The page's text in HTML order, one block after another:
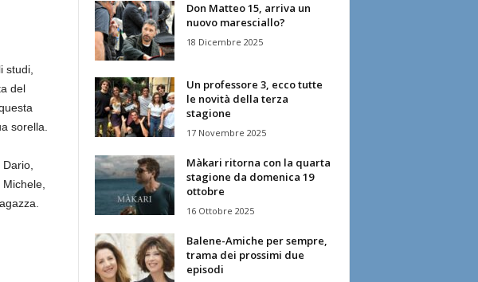
studi,
del
sorella.
Don Matteo 15, arriva un
nuovo maresciallo?
18 Dicembre 2025
Un professore 3, ecco tutte
le novità della terza
stagione
17 Novembre 2025
Màkari ritorna con la quarta
stagione da domenica 19
ottobre
16 Ottobre 2025
Balene-Amiche per sempre,
trama dei prossimi due
episodi